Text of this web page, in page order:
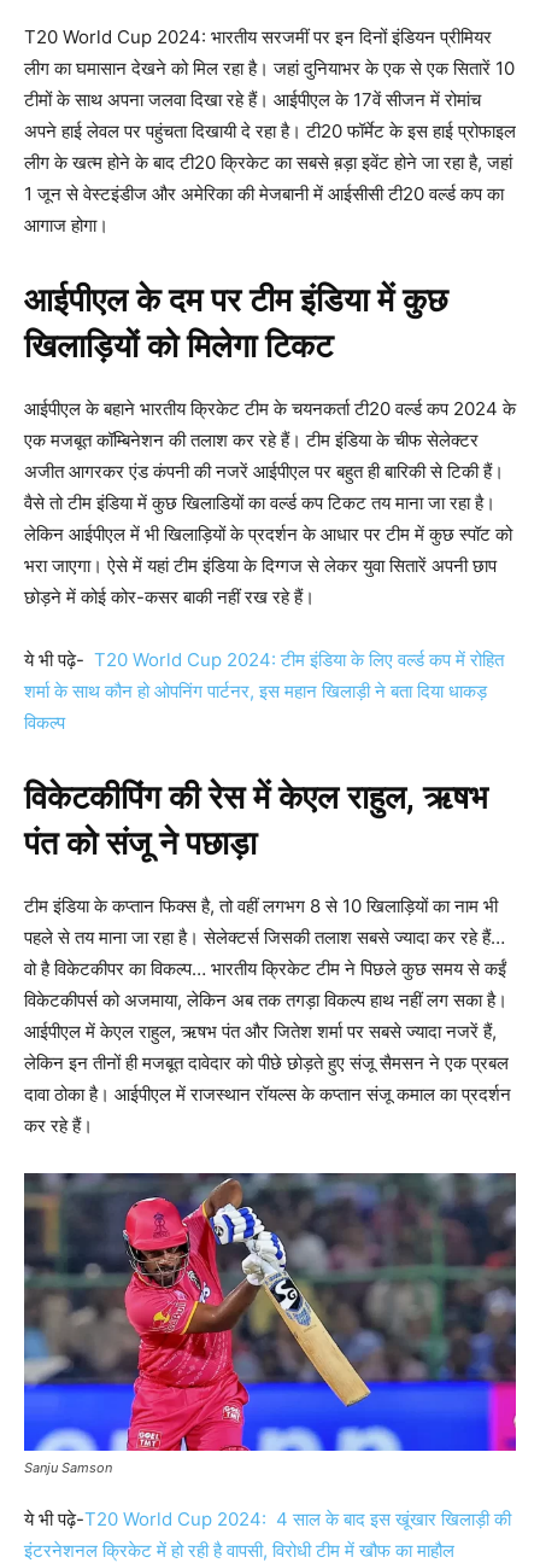
T20 World Cup 2024: भारतीय सरजमीं पर इन दिनों इंडियन प्रीमियर
लीग का घमासान देखने को मिल रहा है। जहां दुनियाभर के एक से एक सितारें 10
टीमों के साथ अपना जलवा दिखा रहे हैं। आईपीएल के 17वें सीजन में रोमांच
अपने हाई लेवल पर पहुंचता दिखायी दे रहा है। टी20 फॉर्मेट के इस हाई प्रोफाइल
लीग के खत्म होने के बाद टी20 क्रिकेट का सबसे ब़ड़ा इवेंट होने जा रहा है, जहां
1 जून से वेस्टइंडीज और अमेरिका की मेजबानी में आईसीसी टी20 वर्ल्ड कप का
आगाज होगा।
आईपीएल के दम पर टीम इंडिया में कुछ
खिलाड़ियों को मिलेगा टिकट
आईपीएल के बहाने भारतीय क्रिकेट टीम के चयनकर्ता टी20 वर्ल्ड कप 2024 के
एक मजबूत कॉम्बिनेशन की तलाश कर रहे हैं। टीम इंडिया के चीफ सेलेक्टर
अजीत आगरकर एंड कंपनी की नजरें आईपीएल पर बहुत ही बारिकी से टिकी हैं।
वैसे तो टीम इंडिया में कुछ खिलाडियों का वर्ल्ड कप टिकट तय माना जा रहा है।
लेकिन आईपीएल में भी खिलाड़ियों के प्रदर्शन के आधार पर टीम में कुछ स्पॉट को
भरा जाएगा। ऐसे में यहां टीम इंडिया के दिग्गज से लेकर युवा सितारें अपनी छाप
छोड़ने में कोई कोर-कसर बाकी नहीं रख रहे हैं।
ये भी पढ़े- T20 World Cup 2024: टीम इंडिया के लिए वर्ल्ड कप में रोहित
शर्मा के साथ कौन हो ओपनिंग पार्टनर, इस महान खिलाड़ी ने बता दिया धाकड़
विकल्प
विकेटकीपिंग की रेस में केएल राहुल, ऋषभ
पंत को संजू ने पछाड़ा
टीम इंडिया के कप्तान फिक्स है, तो वहीं लगभग 8 से 10 खिलाड़ियों का नाम भी
पहले से तय माना जा रहा है। सेलेक्टर्स जिसकी तलाश सबसे ज्यादा कर रहे हैं…
वो है विकेटकीपर का विकल्प… भारतीय क्रिकेट टीम ने पिछले कुछ समय से कईं
विकेटकीपर्स को अजमाया, लेकिन अब तक तगड़ा विकल्प हाथ नहीं लग सका है।
आईपीएल में केएल राहुल, ऋषभ पंत और जितेश शर्मा पर सबसे ज्यादा नजरें हैं,
लेकिन इन तीनों ही मजबूत दावेदार को पीछे छोड़ते हुए संजू सैमसन ने एक प्रबल
दावा ठोका है। आईपीएल में राजस्थान रॉयल्स के कप्तान संजू कमाल का प्रदर्शन
कर रहे हैं।
Sanju Samson
ये भी पढ़े-T20 World Cup 2024: 4 साल के बाद इस खूंखार खिलाड़ी की
इंटरनेशनल क्रिकेट में हो रही है वापसी, विरोधी टीम में खौफ का माहौल